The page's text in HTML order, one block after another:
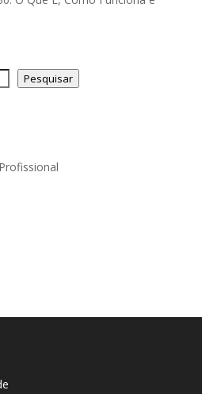
Pesquisar